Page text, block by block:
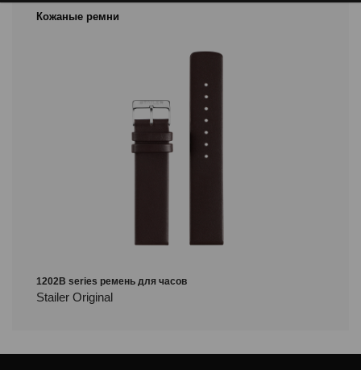
Кожаные ремни
1202B series ремень для часов
Stailer Original